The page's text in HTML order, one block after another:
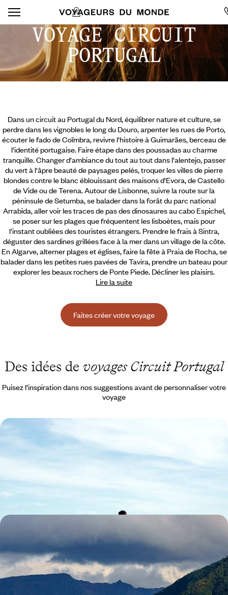
VOYAGE CIRCUIT
PORTUGAL
Dans un circuit au Portugal du Nord, équilibrer nature et culture, se
perdre dans les vignobles le long du Douro, arpenter les rues de Porto,
écouter le fado de Coïmbra, revivre l'histoire à Guimarães, berceau de
l'identité portugaise. Faire étape dans des poussadas au charme
tranquille. Changer d'ambiance du tout au tout dans l'alentejo, passer
du vert à l'âpre beauté de paysages pelés, troquer les villes de pierre
blondes contre le blanc éblouissant des maisons d'Evora, de Castello
de Vide ou de Terena. Autour de Lisbonne, suivre la route sur la
péninsule de Setumba, se balader dans la forât du parc national
Arrabida,aller voir les traces de pas des dinosaures au cabo Espichel,
se poser sur les plages que fréquentent les lisboètes, mais pour
l'instant oubliées des touristes étrangers. Prendre le frais à Sintra,
déguster des sardines grillées face à la mer dans un village de la côte.
En Algarve, alterner plages et églises, faire la fête à Praia de Rocha, se
balader dans les petites rues pavées de Tavira, prendre un bateau pour
explorer les beaux rochers de Ponte Piede. Décliner les plaisirs.
Lire la suite
Faites créer votre voyage
Des idées de voyages Circuit Portugal
Puisez l’inspiration dans nos suggestions avant de personnaliser votre
voyage
Un été en famille - Sur les routes d’Espagne et du
Portugal
Explorer le nord de la péninsule ibérique avec les enfants, en toute
L’essentiel de Madère - De Funchal à la côte nord
L'authenticité de cette île au décor fou, un rythme souple et du temps
pour vous
8 jours, de 1800 à 2500 €